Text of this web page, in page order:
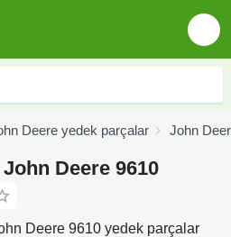
Deere yedek parçalar John
Deere 9610
Deere 9610 yedek parçalar